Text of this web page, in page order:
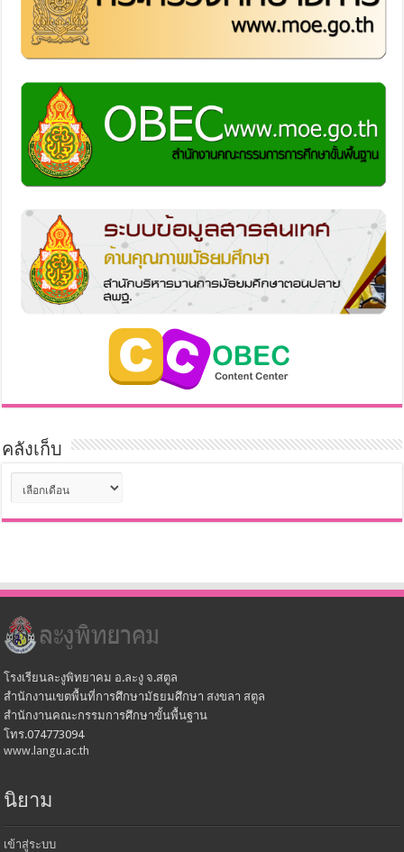
คลังเก็บ
เก็บ
โรงเรียนละงูพิทยาคม อ.ละงู จ.สตูล
สำนักงานเขตพื้นที่การศึกษามัธยมศึกษา สงขลา สตูล
สำนักงานคณะกรรมการศึกษาขั้นพื้นฐาน
โทร.074773094
www.langu.ac.th
นิยาม
เข้าสู่ระบบ